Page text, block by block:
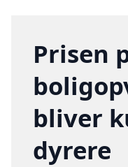
Prisen
bliver
dyrere